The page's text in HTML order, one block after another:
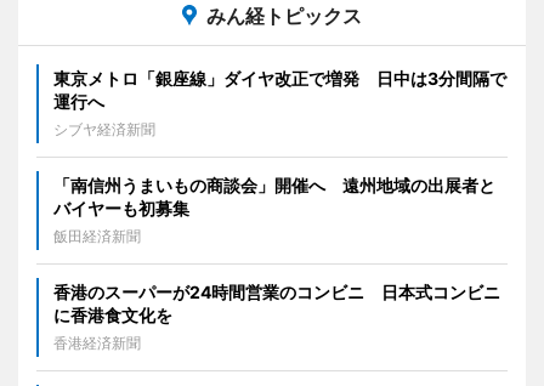
みん経トピックス
東京メトロ「銀座線」ダイヤ改正で増発 日中は3分間隔で
運行へ
シブヤ経済新聞
「南信州うまいもの商談会」開催へ 遠州地域の出展者と
バイヤーも初募集
飯田経済新聞
香港のスーパーが24時間営業のコンビニ 日本式コンビニ
に香港食文化を
香港経済新聞